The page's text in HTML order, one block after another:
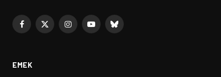
Facebook
X
InstagramYouTubeBluesky
EMEK